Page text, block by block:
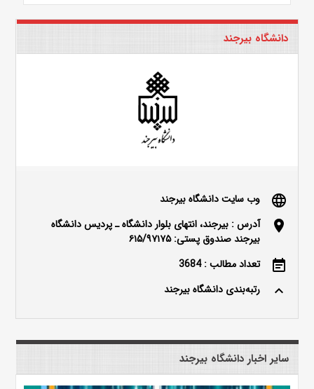
دانشگاه بیرجند
language وب سایت دانشگاه بیرجند
location_on
آدرس : بیرجند، انتهای بلوار دانشگاه ـ پردیس دانشگاه
بیرجند صندوق پستی: ۶۱۵/۹۷۱۷۵
event_note تعداد مطالب : 3684
keyboard_arrow_up رتبه‌بندی دانشگاه بیرجند
سایر اخبار دانشگاه بیرجند